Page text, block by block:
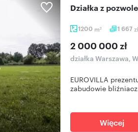
1200 m2 1 667
Działka z
2 000 000 zł
działka Warszawa,
EUROVILLA
zabudowie
Więcej